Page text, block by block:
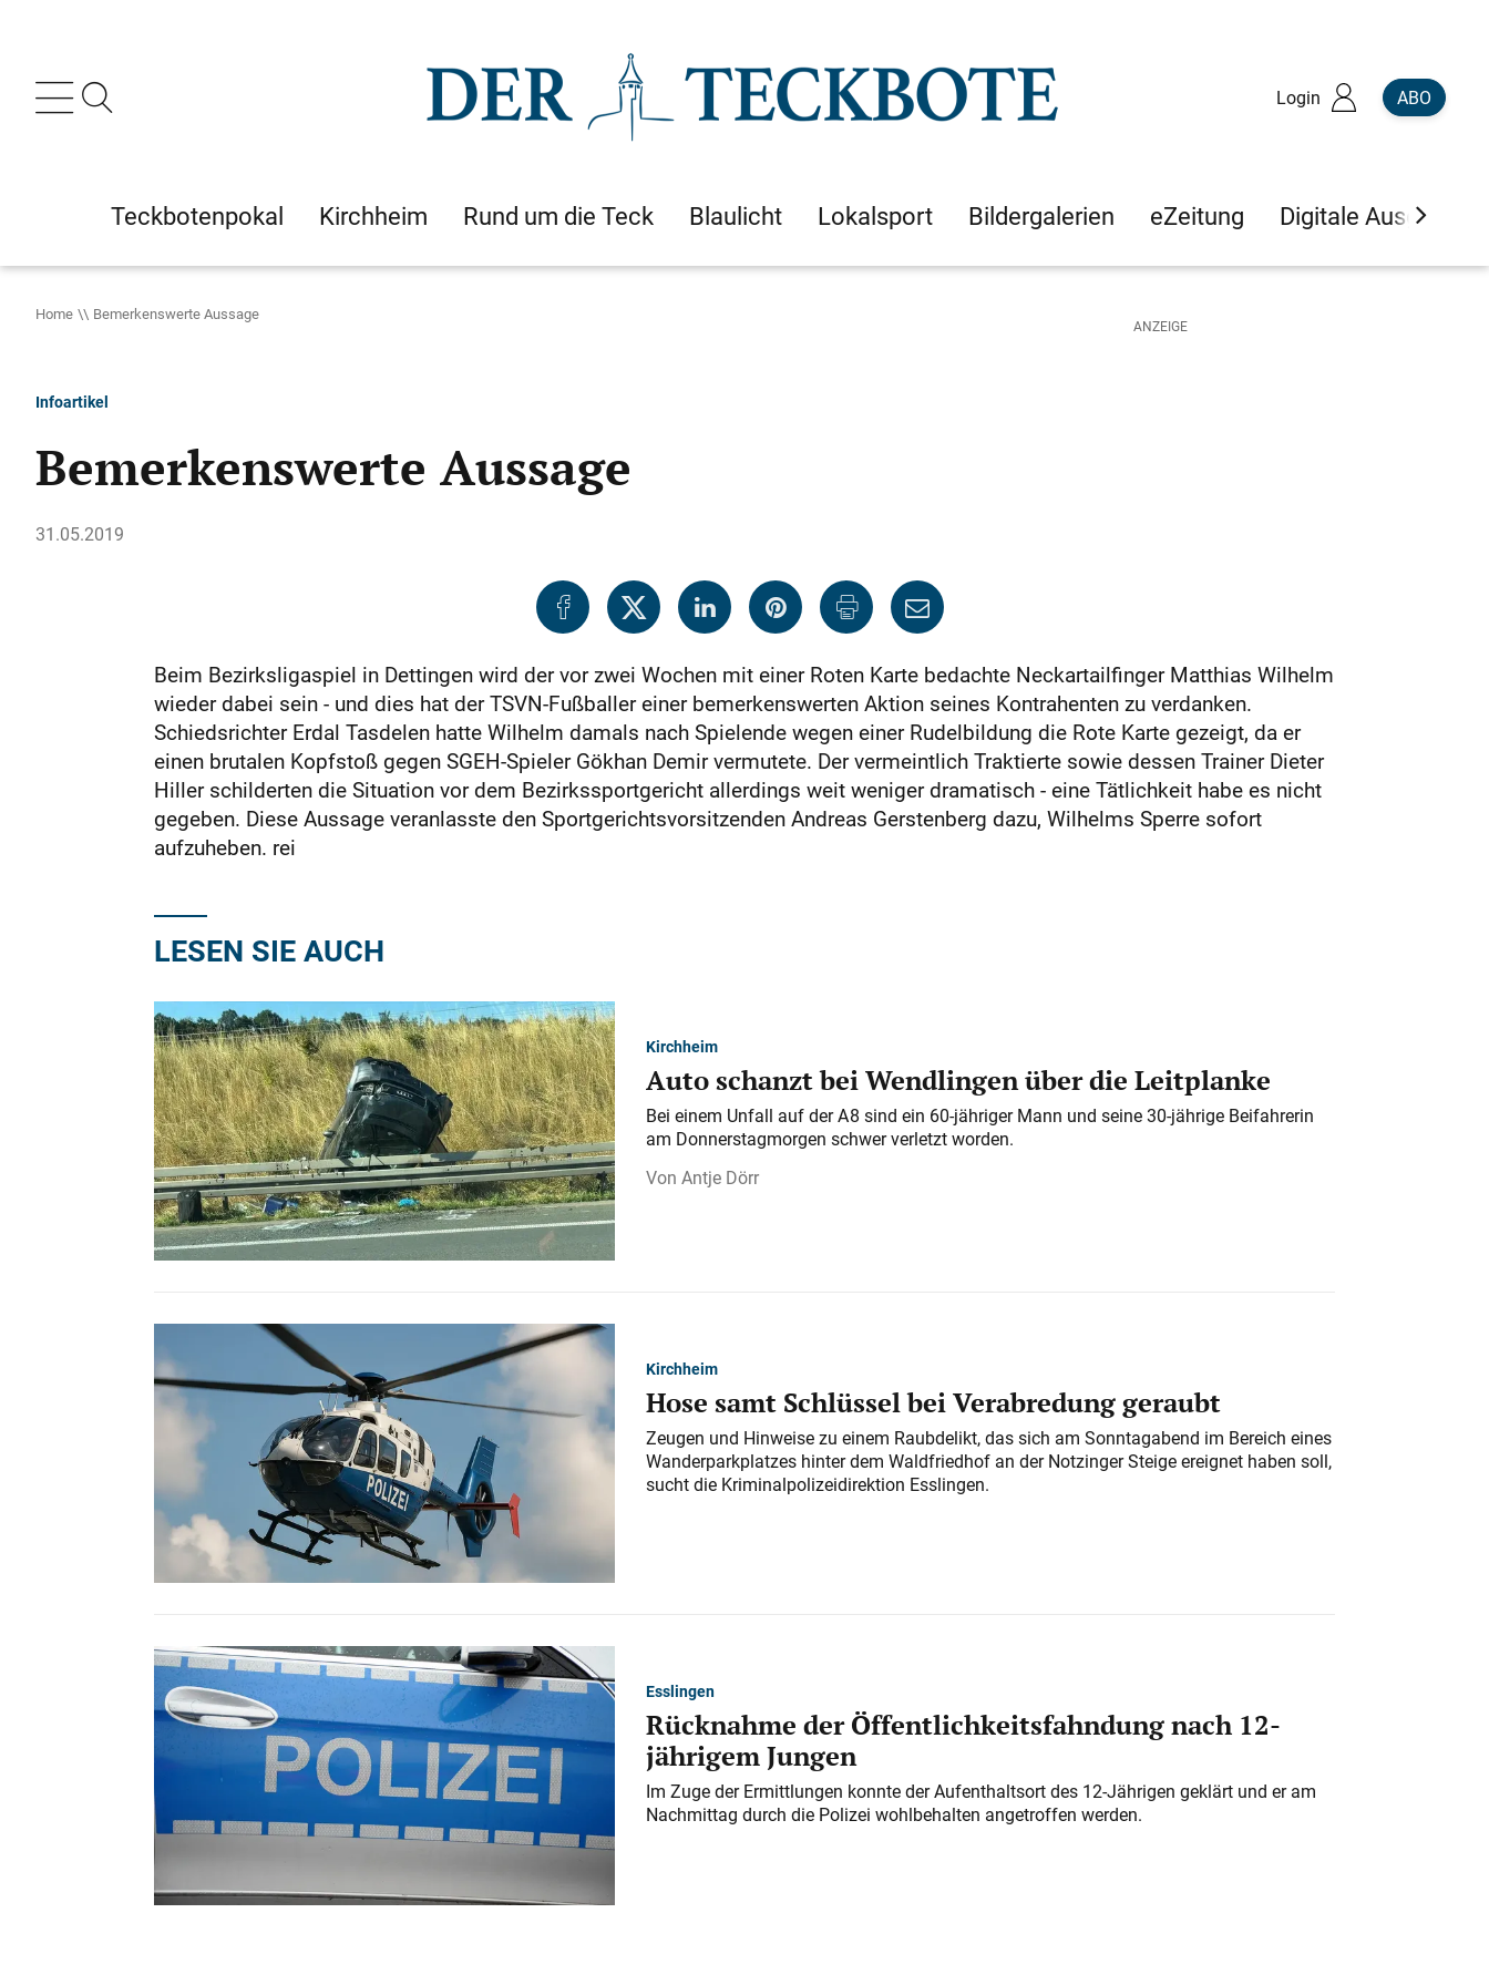
Login ABO
Teckbotenpokal Kirchheim Rund um die Teck Blaulicht Lokalsport Bildergalerien eZeitung Digitale Ausgaben
Home Bemerkenswerte Aussage
Infoartikel
Bemerkenswerte Aussage
31.05.2019
Beim Bezirksligaspiel in Dettingen wird der vor zwei Wochen mit einer Roten Karte bedachte Neckartailfinger Matthias Wilhelm
wieder dabei sein - und dies hat der TSVN-Fußballer einer bemerkenswerten Aktion seines Kontrahenten zu verdanken.
Schiedsrichter Erdal Tasdelen hatte Wilhelm damals nach Spielende wegen einer Rudelbildung die Rote Karte gezeigt, da er
einen brutalen Kopfstoß gegen SGEH-Spieler Gökhan Demir vermutete. Der vermeintlich Traktierte sowie dessen Trainer Dieter
Hiller schilderten die Situation vor dem Bezirkssportgericht allerdings weit weniger dramatisch - eine Tätlichkeit habe es nicht
gegeben. Diese Aussage veranlasste den Sportgerichtsvorsitzenden Andreas Gerstenberg dazu, Wilhelms Sperre sofort
aufzuheben. rei
LESEN SIE AUCH
Kirchheim
Auto schanzt bei Wendlingen über die Leitplanke
Bei einem Unfall auf der A 8 sind ein 60-jähriger Mann und seine 30-jährige Beifahrerin
am Donnerstagmorgen schwer verletzt worden.
Antje Dörr
Kirchheim
Hose samt Schlüssel bei Verabredung geraubt
Zeugen und Hinweise zu einem Raubdelikt, das sich am Sonntagabend im Bereich eines
Wanderparkplatzes hinter dem Waldfriedhof an der Notzinger Steige ereignet haben soll,
sucht die Kriminalpolizeidirektion Esslingen.
Esslingen
Rücknahme der Öffentlichkeitsfahndung nach 12-
jährigem Jungen
Im Zuge der Ermittlungen konnte der Aufenthaltsort des 12-Jährigen geklärt und er am
Nachmittag durch die Polizei wohlbehalten angetroffen werden.